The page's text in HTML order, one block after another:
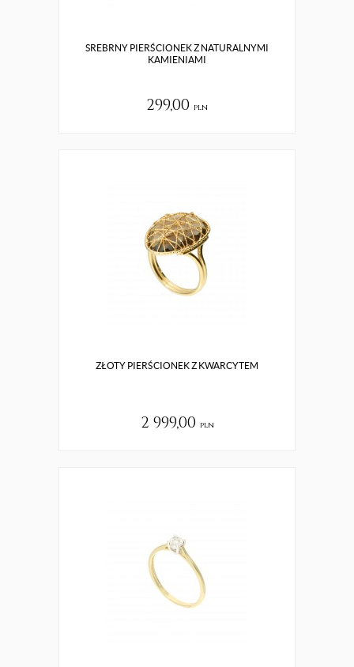
SREBRNY PIERŚCIONEK Z NATURALNYMI
KAMIENIAMI
299,00 pln
ZŁOTY PIERŚCIONEK Z KWARCYTEM
2 999,00 pln